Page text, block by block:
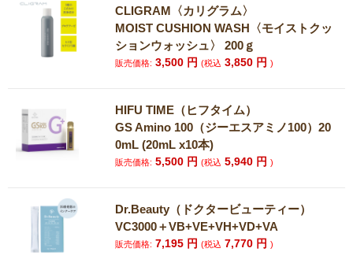
CLIGRAM〈カリグラム〉
MOIST CUSHION WASH〈モイストクッ
ションウォッシュ〉 200ｇ
販売価格: 3,500 円(税込 3,850 円)
HIFU TIME（ヒフタイム）
GS Amino 100（ジーエスアミノ100）20
0mL (20mL x10本)
販売価格: 5,500 円(税込 5,940 円)
Dr.Beauty（ドクタービューティー）
VC3000＋VB+VE+VH+VD+VA
販売価格: 7,195 円(税込 7,770 円)